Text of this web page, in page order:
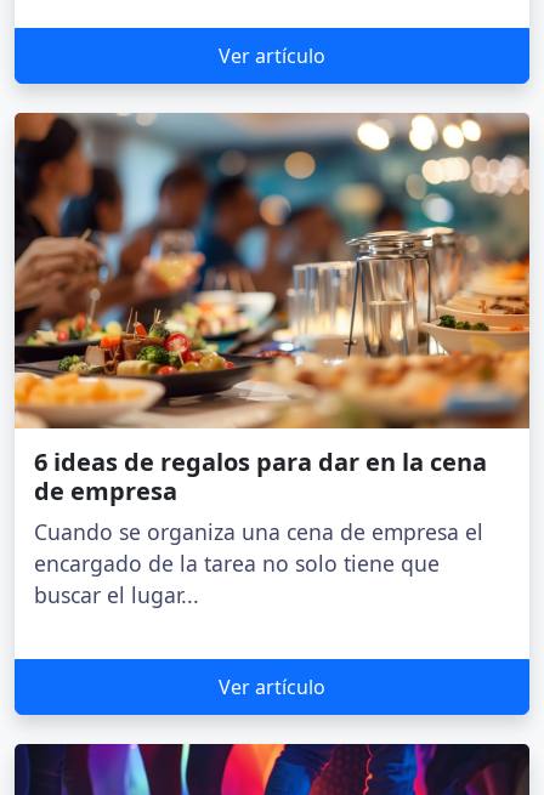
Ver artículo
6 ideas de regalos para dar en la cena
de empresa
Cuando se organiza una cena de empresa el
encargado de la tarea no solo tiene que
buscar el lugar...
Ver artículo